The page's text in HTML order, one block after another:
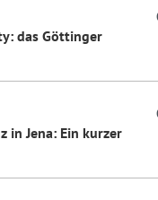
das Göttinger
in Jena: Ein kurzer